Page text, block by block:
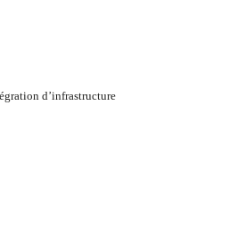
d’infrastructure